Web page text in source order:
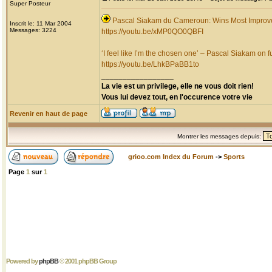
Super Posteur
Inscrit le: 11 Mar 2004
Messages: 3224
Pascal Siakam du Cameroun: Wins Most
https://youtu.be/xMP0QO0QBFI
‘I feel like I’m the chosen one’ – Pascal Siakam on
https://youtu.be/LhkBPaBB1to
La vie est un privilege, elle ne vous doit rien!
Vous lui devez tout, en l'occurence votre vie
Revenir en haut de page
Montrer les messages depuis:
grioo.com Index du Forum -> Sports
Page 1 sur1
Powered byphpBB© 2001 phpBB Group